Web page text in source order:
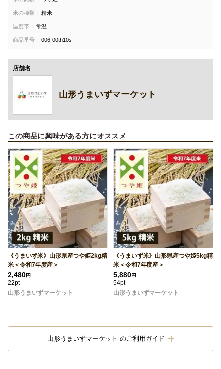
米の種類： 精米
温度帯： 常温
商品番号： 006-00th10s
店舗名
山形うまいずマーケット
この商品に興味がある方にオススメ
《うまいず米》山形県産つや姫2kg精
米＜令和7年度産＞
2,480円
22pt
山形うまいずマーケット
《うまいず米》山形県産つや姫5kg精
米＜令和7年度産＞
5,880円
54pt
山形うまいずマーケット
山形うまいずマーケット のご利用ガイド